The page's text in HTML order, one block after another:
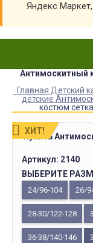
Яндекс
Антимоскитный
Главная Детский
детские
костюм
ХИТ!
Купить
Артикул: 2140
ВЫБЕРИТЕ
24/96-104 26/
28-30/122-128
36-38/140-146